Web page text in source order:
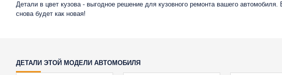
Детали в цвет кузова - выгодное решение для кузовного ремонта вашего
снова будет как новая!
ДЕТАЛИ ЭТОЙ МОДЕЛИ АВТОМОБИЛЯ